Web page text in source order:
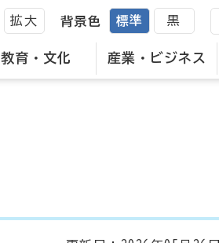
教育・文化 産業・ビジネス
拡大 背景色 標準 黒